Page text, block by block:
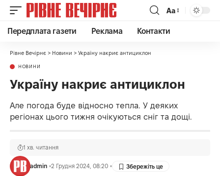
Аа
Передплата газети Реклама Контакти
Рівне Вечірнє > Новини > Україну накриє антициклон
НОВИНИ
Україну накриє антициклон
Але погода буде відносно тепла. У деяких
регіонах цього тижня очікуються сніг та дощі.
admin 2 Грудня 2024, 08:20
1 хв. читання